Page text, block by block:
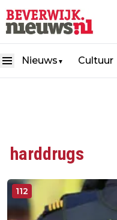
Nieuws ▼ Cultuur
harddrugs
112